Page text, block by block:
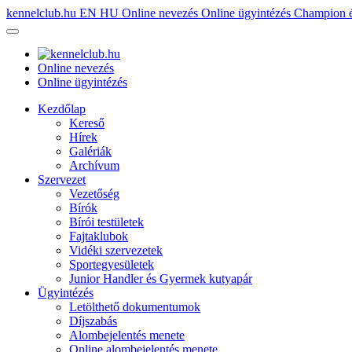
kennelclub.hu EN HU Online nevezés Online ügyintézés Champion
Online nevezés
Online ügyintézés
Kezdőlap
Kereső
Hírek
Galériák
Archívum
Szervezet
Vezetőség
Bírók
Bírói testületek
Fajtaklubok
Vidéki szervezetek
Sportegyesületek
Junior Handler és Gyermek kutyapár
Ügyintézés
Letölthető dokumentumok
Díjszabás
Alombejelentés menete
Online alombejelentés menete